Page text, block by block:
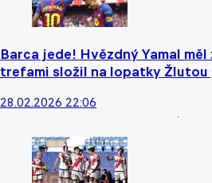
Barca jede! Hvězdný Yamal
trefami složil na lopatky Žlutou
28.02.2026 22:06